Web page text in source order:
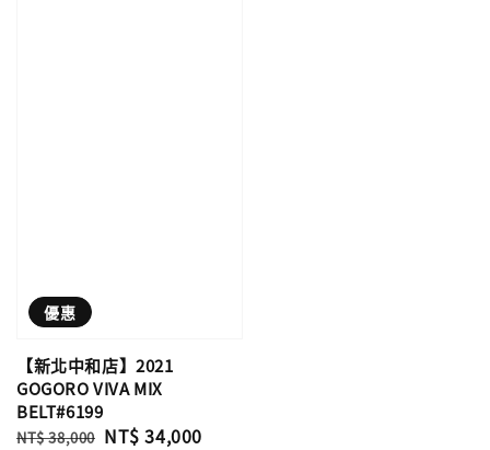
優惠
【新北中和店】2021
GOGORO VIVA MIX
BELT#6199
Regular
NT$ 38,000 Sale
NT$ 34,000